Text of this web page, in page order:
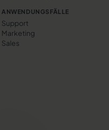
ANWENDUNGSFÄLLE
Support
Marketing
Sales